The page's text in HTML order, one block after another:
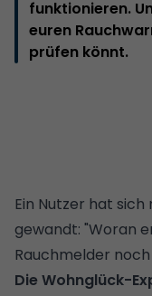
funktionieren.
euren
prüfen könnt.
Ein Nutzer hat
gewandt: "Woran
Rauchmelder
Die Wohnglück-